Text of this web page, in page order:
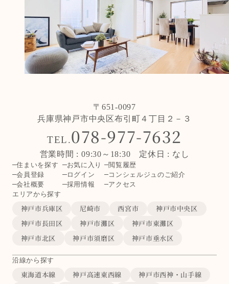
〒651-0097
兵庫県神戸市中央区布引町４丁目２－３
TEL.078-977-7632
営業時間 : 09:30～18:30 定休日 : なし
住まいを探す お気に入り
閲覧履歴
会員登録
ログイン
コンシェルジュのご紹介
会社概要
採用情報
アクセス
エリアから探す
神戸市兵庫区 尼崎市 西宮市
神戸市中央区
神戸市長田区
神戸市灘区
神戸市東灘区
神戸市北区
神戸市須磨区 神戸市垂水区
沿線から探す
東海道本線 神戸高速東西線 神戸市西神・山手線